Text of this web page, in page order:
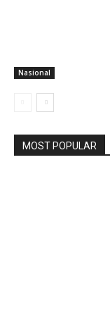
Nasional
MOST POPULAR